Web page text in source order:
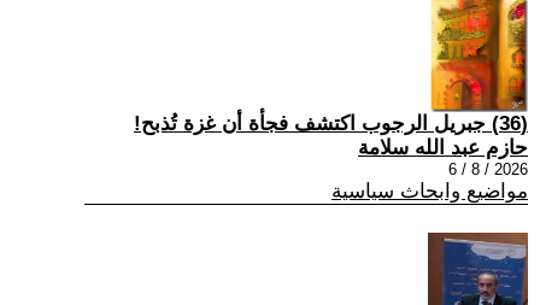
(36) جبريل الرجوب اكتشف فجأة أن غزة تُذبح!
حازم عبد الله سلامة
2026 / 8 / 6
مواضيع وابحاث سياسية